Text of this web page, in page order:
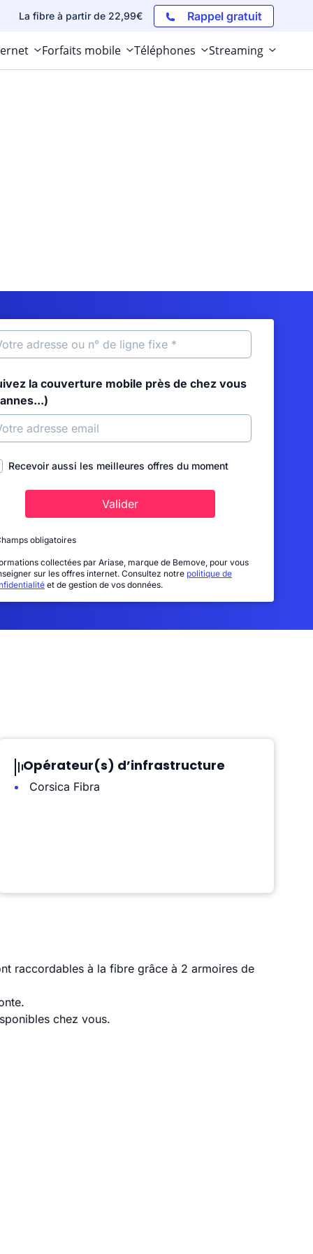
La fibre à partir de 22,99€ Rappel gratuit
Forfaits mobile Téléphones Streaming
la couverture mobile près de chez vous
Recevoir aussi les meilleures offres du moment
Valider
obligatoires
collectées par Ariase, marque de Bemove, pour vous
sur les offres internet. Consultez notre politique de
et de gestion de vos données.
Opérateur(s) d’infrastructure
Corsica Fibra
raccordables à la fibre grâce à 2 armoires de
chez vous.